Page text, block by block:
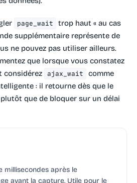
page_wait
trop haut « au cas
supplémentaire représente de
ne pouvez pas utiliser ailleurs.
que lorsque vous constatez
considérez
ajax_wait
comme
: il retourne dès que le
que de bloquer sur un délai
millisecondes après le
avant la capture. Utile pour le